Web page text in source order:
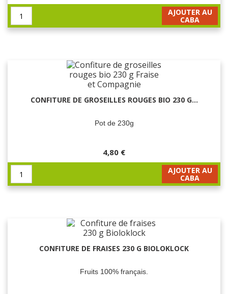
AJOUTER AU
CABA
CONFITURE DE GROSEILLES ROUGES BIO 230 G...
Pot de 230g
4,80 €
AJOUTER AU
CABA
CONFITURE DE FRAISES 230 G BIOLOKLOCK
Fruits 100% français.